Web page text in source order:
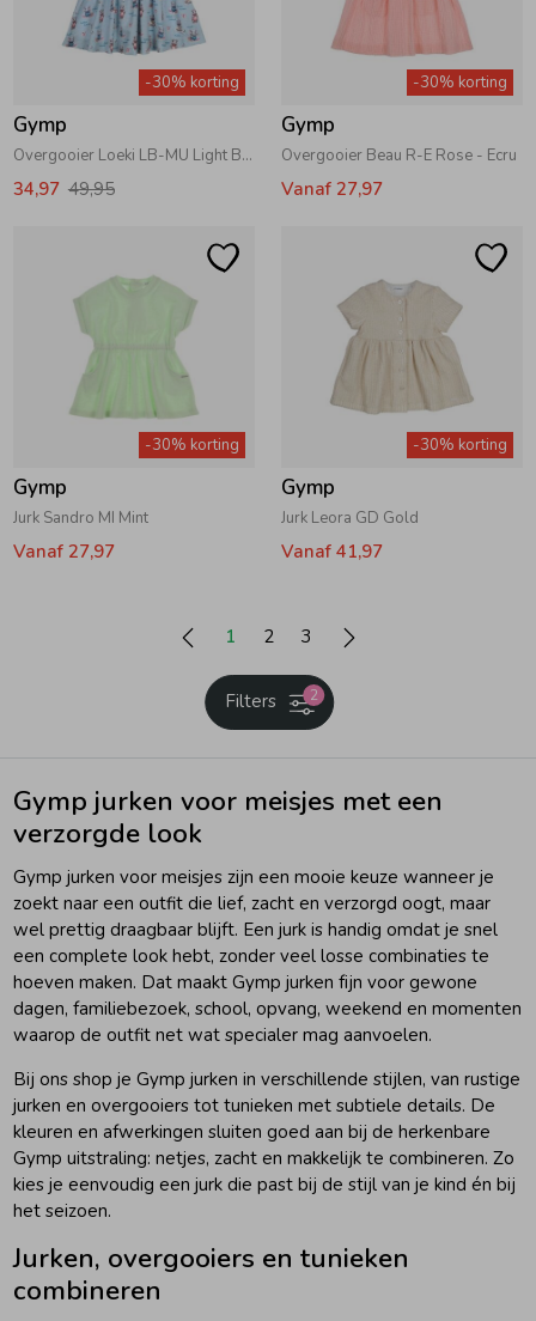
-30% korting
Gymp
Overgooier Loeki LB-MU Light Blue - Multi
34,97 49,95
-30% korting
Gymp
Overgooier Beau R-E Rose - Ecru
Vanaf 27,97
-30% korting
Gymp
Jurk Sandro MI Mint
Vanaf 27,97
-30% korting
Gymp
Jurk Leora GD Gold
Vanaf 41,97
1 2 3
2
Filters
Gymp jurken voor meisjes met een
verzorgde look
Gymp jurken voor meisjes zijn een mooie keuze wanneer je
zoekt naar een outfit die lief, zacht en verzorgd oogt, maar
wel prettig draagbaar blijft. Een jurk is handig omdat je snel
een complete look hebt, zonder veel losse combinaties te
hoeven maken. Dat maakt Gymp jurken fijn voor gewone
dagen, familiebezoek, school, opvang, weekend en momenten
waarop de outfit net wat specialer mag aanvoelen.
Bij ons shop je Gymp jurken in verschillende stijlen, van rustige
jurken en overgooiers tot tunieken met subtiele details. De
kleuren en afwerkingen sluiten goed aan bij de herkenbare
Gymp uitstraling: netjes, zacht en makkelijk te combineren. Zo
kies je eenvoudig een jurk die past bij de stijl van je kind én bij
het seizoen.
Jurken, overgooiers en tunieken
combineren